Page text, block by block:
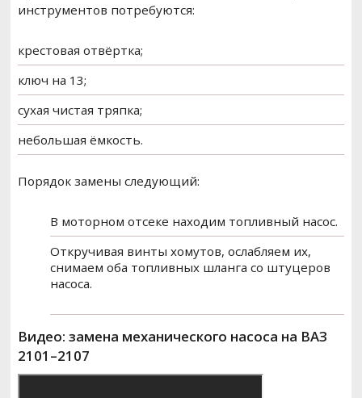
инструментов потребуются:
крестовая отвёртка;
ключ на 13;
сухая чистая тряпка;
небольшая ёмкость.
Порядок замены следующий:
В моторном отсеке находим топливный насос.
Откручивая винты хомутов, ослабляем их,
снимаем оба топливных шланга со штуцеров
насоса.
Видео: замена механического насоса на ВАЗ
2101–2107